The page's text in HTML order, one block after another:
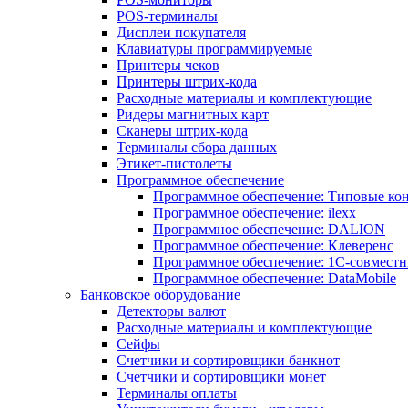
POS-терминалы
Дисплеи покупателя
Клавиатуры программируемые
Принтеры чеков
Принтеры штрих-кода
Расходные материалы и комплектующие
Ридеры магнитных карт
Сканеры штрих-кода
Терминалы сбора данных
Этикет-пистолеты
Программное обеспечение
Программное обеспечение: Типовые
Программное обеспечение: ilexx
Программное обеспечение: DALION
Программное обеспечение: Клеверенс
Программное обеспечение: 1С-
Программное обеспечение: DataMobile
Банковское оборудование
Детекторы валют
Расходные материалы и комплектующие
Сейфы
Счетчики и сортировщики банкнот
Счетчики и сортировщики монет
Терминалы оплаты